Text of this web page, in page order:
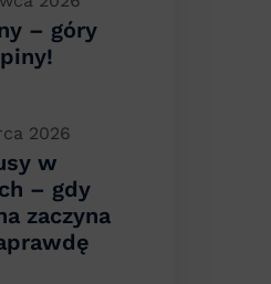
– góry
2026
w
– gdy
zaczyna